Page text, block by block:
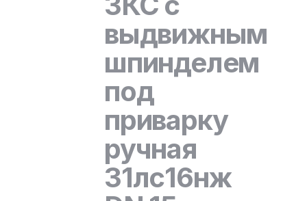
выдвижным
шпинделем
под
приварку
ручная
31лс16нж